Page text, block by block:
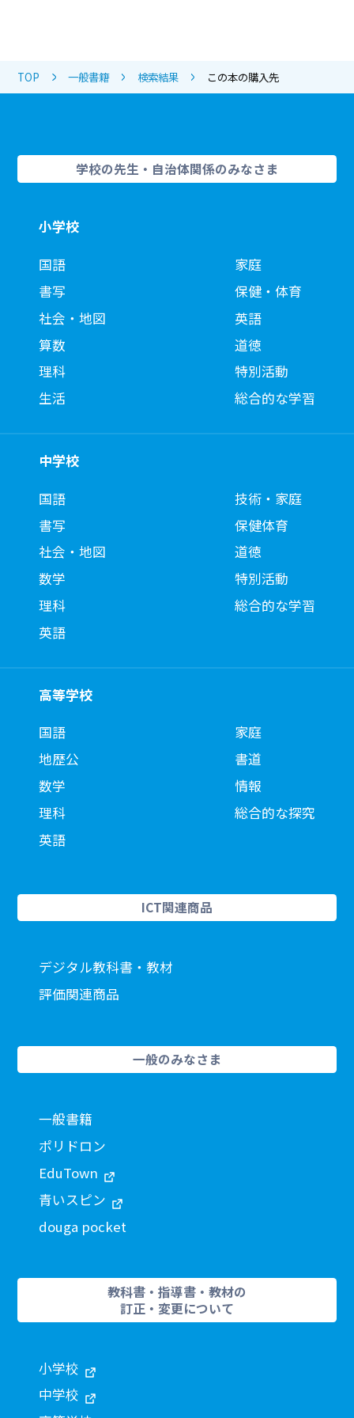
TOP 一般書籍 検索結果 この本の購入先
学校の先生・自治体関係のみなさま
小学校
国語
書写
社会・地図
算数
理科
生活
家庭
保健・体育
英語
道徳
特別活動
総合的な学習
中学校
国語
書写
社会・地図
数学
理科
英語
技術・家庭
保健体育
道徳
特別活動
総合的な学習
高等学校
国語
地歴公
数学
理科
英語
家庭
書道
情報
総合的な探究
ICT関連商品
デジタル教科書・教材
評価関連商品
一般のみなさま
一般書籍
ポリドロン
EduTown
青いスピン
douga pocket
教科書・指導書・教材の
訂正・変更について
小学校
中学校